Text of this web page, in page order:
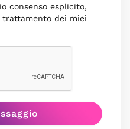
consenso esplicito,
dei miei